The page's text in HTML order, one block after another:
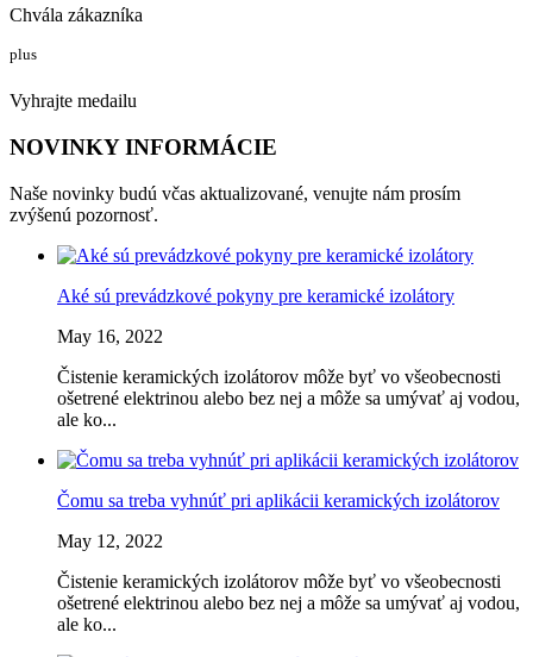
Chvála zákazníka
plus
Vyhrajte medailu
NOVINKY INFORMÁCIE
Naše novinky budú včas aktualizované, venujte nám prosím
zvýšenú pozornosť.
Aké sú prevádzkové pokyny pre keramické izolátory
May 16, 2022
​Čistenie keramických izolátorov môže byť vo všeobecnosti
ošetrené elektrinou alebo bez nej a môže sa umývať aj vodou,
ale ko...
Čomu sa treba vyhnúť pri aplikácii keramických izolátorov
May 12, 2022
​Čistenie keramických izolátorov môže byť vo všeobecnosti
ošetrené elektrinou alebo bez nej a môže sa umývať aj vodou,
ale ko...